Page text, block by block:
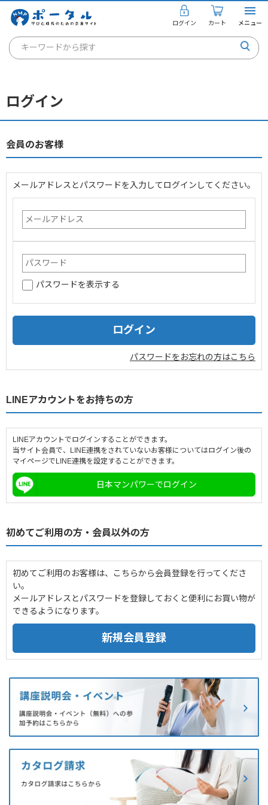
ログイン カート メニュー
キーワードから探す
通信講座
講座を探す
個人のお客様
法人のお客様
企業情報
採用情報
ログイン
会員のお客様
メールアドレスとパスワードを入力してログインしてください。
パスワードを表示する
パスワードをお忘れの方はこちら
LINEアカウントをお持ちの方
LINEアカウントでログインすることができます。
当サイト会員で、LINE連携をされていないお客様についてはログイン後の
マイページでLINE連携を設定することができます。
日本マンパワーでログイン
初めてご利用の方・会員以外の方
初めてご利用のお客様は、こちらから会員登録を行ってくださ
い。
メールアドレスとパスワードを登録しておくと便利にお買い物が
できるようになります。